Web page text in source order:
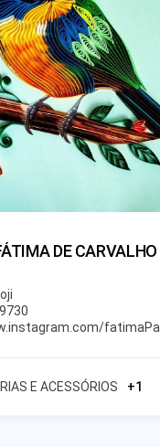
DE CARVALHO
E ACESSÓRIOS +1